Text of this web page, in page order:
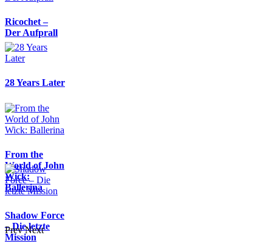
Ricochet –
Der Aufprall
28 Years Later
From the
World of John
Wick:
Ballerina
Shadow Force
– Die letzte
Mission
Prev Next